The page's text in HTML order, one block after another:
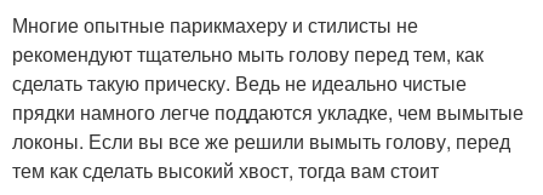
Многие опытные парикмахеру и стилисты не
рекомендуют тщательно мыть голову перед тем, как
сделать такую прическу. Ведь не идеально чистые
прядки намного легче поддаются укладке, чем вымытые
локоны. Если вы все же решили вымыть голову, перед
тем как сделать высокий хвост, тогда вам стоит